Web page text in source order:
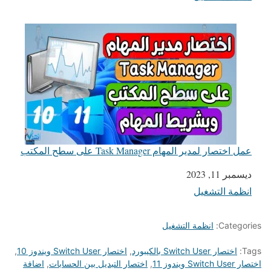
عمل اختصار لمدير المهام Task Manager على سطح المكتب
التاريخ
ديسمبر 11, 2023
في ما يتعلق بما يأتي
انظمة التشغيل
Categories: انظمة التشغيل
Tags: اختصار Switch User بالكيبورد , اختصار Switch User ويندوز 10
,
اختصار Switch User ويندوز 11
, اختصار التبديل بين الحسابات, اضافة